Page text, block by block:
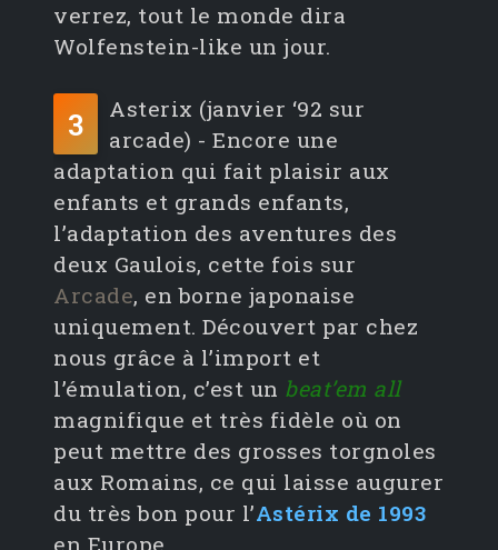
verrez, tout le monde dira
Wolfenstein-like un jour.
3
Asterix (janvier ‘92 sur
arcade) - Encore une
adaptation qui fait plaisir aux
enfants et grands enfants,
l’adaptation des aventures des
deux Gaulois, cette fois sur
Arcade, en borne japonaise
uniquement. Découvert par chez
nous grâce à l’import et
l’émulation, c’est un beat’em all
magnifique et très fidèle où on
peut mettre des grosses torgnoles
aux Romains, ce qui laisse augurer
du très bon pour l’Astérix de 1993
en Europe.